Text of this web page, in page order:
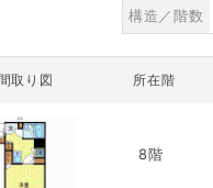
構造／階数
取り図 所在階
8階